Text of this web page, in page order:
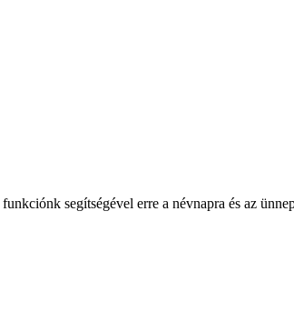
funkciónk segítségével erre a névnapra és az